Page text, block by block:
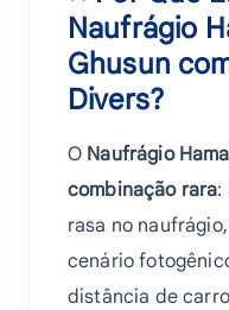
Naufrágio
Ghusun
Divers?
O Naufrágio
combinação rara:
rasa no
cenário
distância de